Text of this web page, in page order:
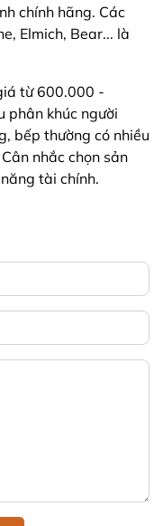
chính hãng. Các
Elmich, Bear... là
từ 600.000 -
phân khúc người
bếp thường có nhiều
nhắc chọn sản
tài chính.